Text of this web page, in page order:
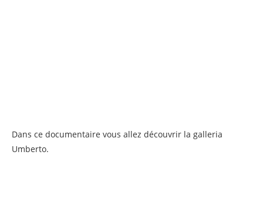
Dans ce documentaire vous allez découvrir la galleria
Umberto.